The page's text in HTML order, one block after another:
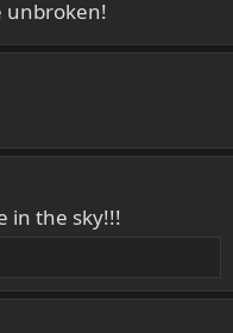
unbroken!
in the sky!!!